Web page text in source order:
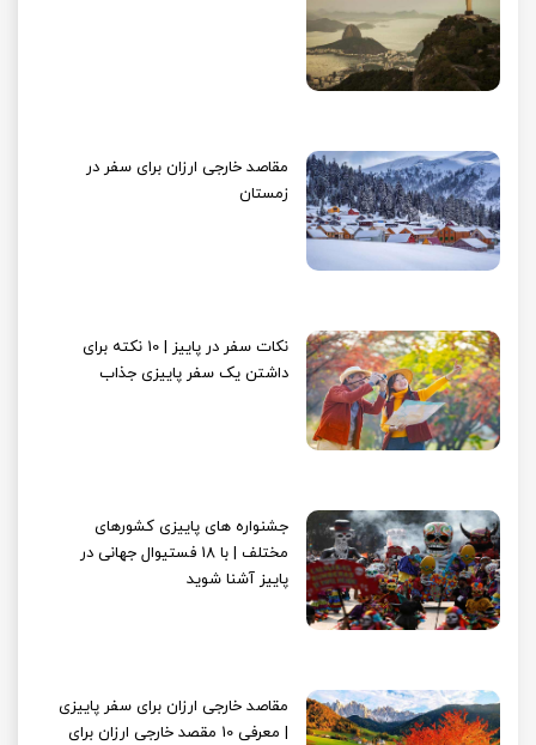
مقاصد خارجی ارزان برای سفر در
زمستان
نکات سفر در پاییز | 10 نکته برای
داشتن یک سفر پاییزی جذاب
جشنواره های پاییزی کشورهای
مختلف | با 18 فستیوال جهانی در
پاییز آشنا شوید
مقاصد خارجی ارزان برای سفر پاییزی
| معرفی 10 مقصد خارجی ارزان برای